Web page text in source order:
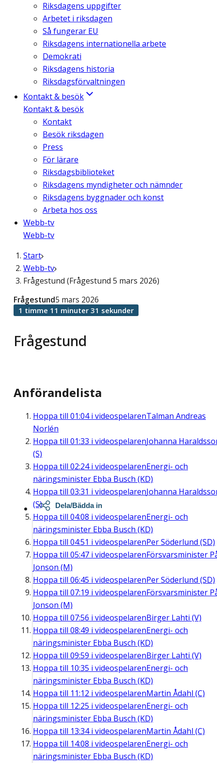
Riksdagens uppgifter
Arbetet i riksdagen
Så fungerar EU
Riksdagens internationella arbete
Demokrati
Riksdagens historia
Riksdagsförvaltningen
Kontakt & besök
Kontakt & besök
Kontakt
Besök riksdagen
Press
För lärare
Riksdagsbiblioteket
Riksdagens myndigheter och nämnder
Riksdagens byggnader och konst
Arbeta hos oss
Webb-tv
Webb-tv
Start
Webb-tv
Frågestund (Frågestund 5 mars 2026)
Frågestund
Frågestund5 mars 2026
1 timme 11 minuter 31 sekunder
Anförandelista
Hoppa till 01:04i videospelarenTalman Andreas
Norlén
Hoppa till 01:33 i videospelarenJohanna
(S)
Hoppa till 02:24i videospelarenEnergi- och
näringsminister Ebba Busch (KD)
Hoppa till 03:31 i videospelarenJohanna
(S)
Hoppa till 04:08 i videospelarenEnergi- och
näringsminister Ebba Busch (KD)
Hoppa till 04:51 i videospelarenPer Söderlund (SD)
Hoppa till 05:47 i videospelarenFörsvarsminister
Jonson (M)
Hoppa till 06:45 i videospelarenPer Söderlund (SD)
Hoppa till 07:19 i videospelarenFörsvarsminister
Jonson (M)
Hoppa till 07:56 i videospelarenBirger Lahti (V)
Hoppa till 08:49 i videospelarenEnergi- och
näringsminister Ebba Busch (KD)
Hoppa till 09:59 i videospelarenBirger Lahti (V)
Hoppa till 10:35 i videospelarenEnergi- och
näringsminister Ebba Busch (KD)
Hoppa till 11:12 i videospelarenMartin Ådahl (C)
Hoppa till 12:25 i videospelarenEnergi- och
näringsminister Ebba Busch (KD)
Hoppa till 13:34i videospelarenMartin Ådahl (C)
Hoppa till 14:08 i videospelarenEnergi- och
näringsminister Ebba Busch (KD)
Dela/Bädda in